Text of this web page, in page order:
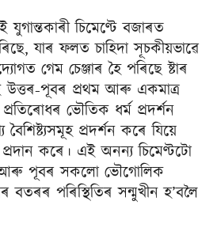
চিমেণ্টে বজাৰত
যাৰ ফলত চাহিদা সূচকীয়ভাৱে
গেম চেঞ্জাৰ হৈ পৰিছে ষ্টাৰ
ই উত্তৰ-পূবৰ প্ৰথম আৰু একমাত্ৰ
প্ৰতিৰোধৰ ভৌতিক ধৰ্ম প্ৰদৰ্শন
প্ৰদৰ্শন কৰে যিয়ে
কৰে। এই অনন্য চিমেণ্টটো
আৰু পূবৰ সকলো ভৌগোলিক
পৰিস্থিতিৰ সন্মুখীন হ’বলৈ